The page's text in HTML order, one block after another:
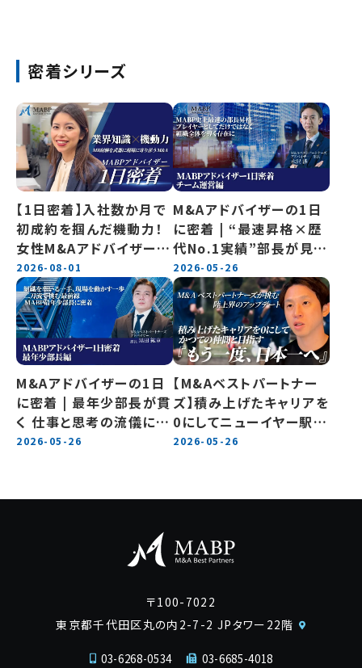
密着シリーズ
【1日密着】入社数か月で
初成約を掴んだ機動力！
女性M&Aアドバイザーの
1日
2026-08-01
M&Aアドバイザーの1日
に密着 | “最速昇格×歴
代No.1実績”部長が見据
えるチームの未来
2026-05-26
M&Aアドバイザーの1日
に密着 | 最年少部長が貫
く 仕事と思考の流儀に迫
る
2026-05-26
【M&Aベストパートナー
ズ】積み上げたキャリアを
0にしてニューイヤー駅伝
初出場へ導いたキーマン
2026-05-26
〒100-7022
東京都千代田区丸の内2-7-2 JPタワー22階
03-6268-0534 03-6685-4018